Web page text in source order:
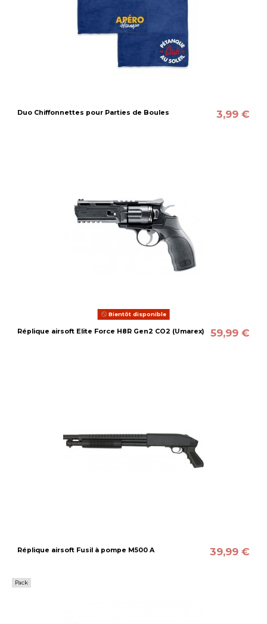
Duo Chiffonnettes pour Parties de Boules 3,99 €
Bientôt disponible
Réplique airsoft Elite Force H8R Gen2 CO2 (Umarex) 59,99 €
Réplique airsoft Fusil à pompe M500 A 39,99 €
Pack